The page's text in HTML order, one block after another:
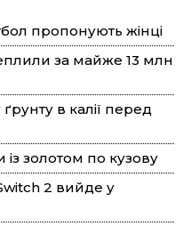
пропонують жінці
за майже 13 млн
в калії перед
золотом по кузову
2 вийде у